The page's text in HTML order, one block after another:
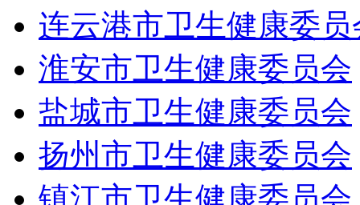
连云港市卫生健康委员
淮安市卫生健康委员会
盐城市卫生健康委员会
扬州市卫生健康委员会